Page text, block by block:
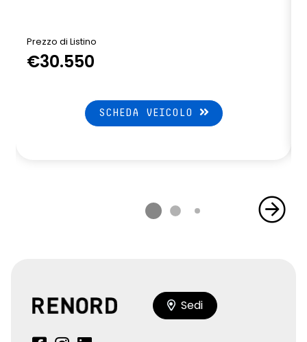
Prezzo di Listino
€30.550
SCHEDA VEICOLO
Sedi